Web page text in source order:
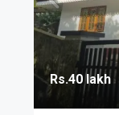
Rs.40 lakh